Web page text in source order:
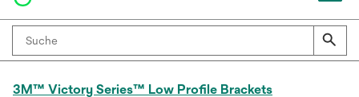
3M™ Victory Series™ Low Profile Brackets